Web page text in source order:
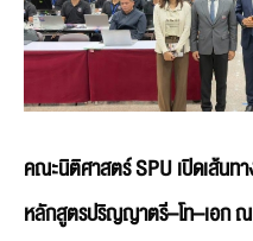
คณะนิติศาสตร์ SPU เปิดเส้นท
หลักสูตรปริญญาตรี–โท–เอก